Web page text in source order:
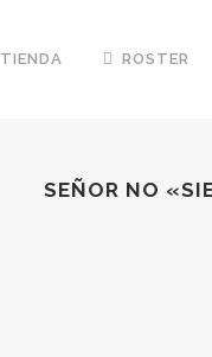
TIENDA ROSTER
SEÑOR NO